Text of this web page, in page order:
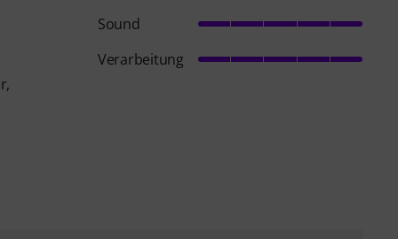
Sound
Verarbeitung